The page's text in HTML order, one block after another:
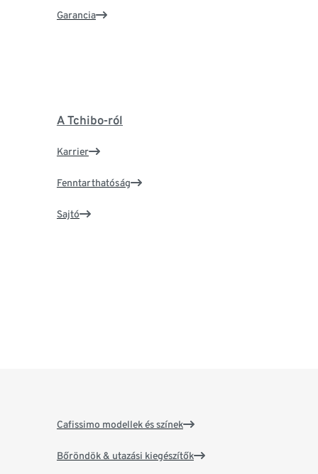
Garancia
A Tchibo-ról
Karrier
Fenntarthatóság
Sajtó
Cafissimo modellek és színek
Bőröndök & utazási kiegészítők